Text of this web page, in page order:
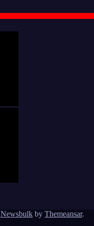
Newsbulk by Themeansar.